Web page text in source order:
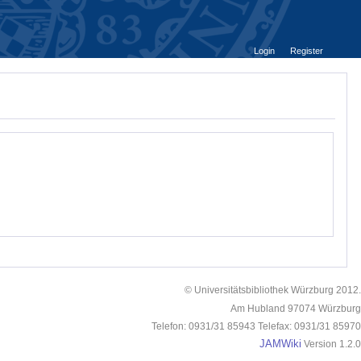
Login Register
© Universitätsbibliothek Würzburg 2012.
Am Hubland 97074 Würzburg
Telefon: 0931/31 85943 Telefax: 0931/31 85970
JAMWiki Version 1.2.0